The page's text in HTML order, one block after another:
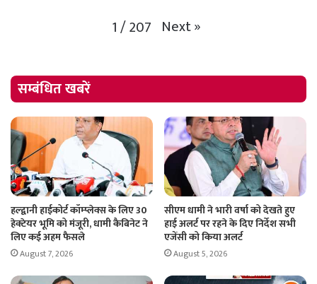
1/207 Next»
सम्बंधित खबरें
हल्द्वानी हाईकोर्ट कॉम्प्लेक्स के लिए 30
हेक्टेयर भूमि को मंजूरी, धामी कैबिनेट ने
लिए कई अहम फैसले
August 7, 2026
सीएम धामी ने भारी वर्षा को देखते हुए
हाई अलर्ट पर रहने के दिए निर्देश सभी
एजेंसी को किया अलर्ट
August 5, 2026